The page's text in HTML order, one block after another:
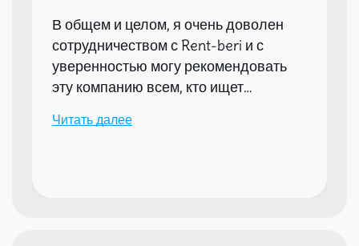
В общем и целом, я очень доволен
сотрудничеством с Rent-beri и с
уверенностью могу рекомендовать
эту компанию всем, кто ищет
мероприятий.
Читать далее